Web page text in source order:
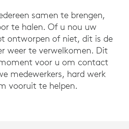
samen te brengen,
te halen. Of u nou uw
ontworpen of niet, dit is de
weer te verwelkomen. Dit
voor u om contact
medewerkers, hard werk
vooruit te helpen.